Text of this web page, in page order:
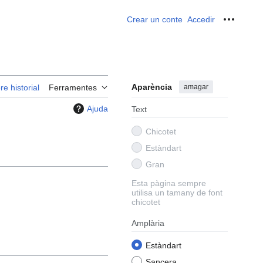
Crear un conte Accedir
historial Ferramentes Aparència amagar
Text
Chicotet
Estàndart
Gran
Esta pàgina sempre
utilisa un tamany de font
chicotet
Amplària
Estàndart
Ajuda